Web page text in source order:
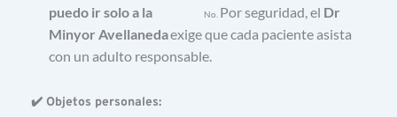
puedo ir solo a la No. Por seguridad, el Dr
Minyor Avellanedaexige que cada paciente asista
con un adulto responsable.
✔️ Objetos personales: